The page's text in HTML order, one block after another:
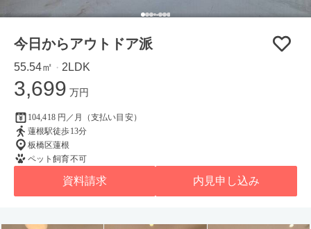
今日からアウトドア派
55.54㎡ ・ 2LDK
3,699 万円
104,418 円／月（支払い目安）
蓮根駅徒歩13分
板橋区蓮根
ペット飼育不可
資料請求 内見申し込み